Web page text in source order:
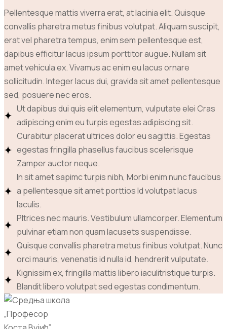
Pellentesque mattis viverra erat, at lacinia elit. Quisque
convallis pharetra metus finibus volutpat. Aliquam suscipit,
erat vel pharetra tempus, enim sem pellentesque est,
dapibus efficitur lacus ipsum porttitor augue. Nullam sit
amet vehicula ex. Vivamus ac enim eu lacus ornare
sollicitudin. Integer lacus dui, gravida sit amet pellentesque
sed, posuere nec eros.
Ut dapibus dui quis elit elementum, vulputate elei Cras
adipiscing enim eu turpis egestas adipiscing sit.
Curabitur placerat ultrices dolor eu sagittis. Egestas
egestas fringilla phasellus faucibus scelerisque
Zamper auctor neque.
In sit amet sapimc turpis nibh, Morbi enim nunc faucibus
a pellentesque sit amet porttios Id volutpat lacus
Iaculis.
Pltrices nec mauris. Vestibulum ullamcorper. Elementum
pulvinar etiam non quam lacusets suspendisse.
Quisque convallis pharetra metus finibus volutpat. Nunc
orci mauris, venenatis id nulla id, hendrerit vulputate.
Kignissim ex, fringilla mattis libero iaculitristique turpis.
Blandit libero volutpat sed egestas condimentum.